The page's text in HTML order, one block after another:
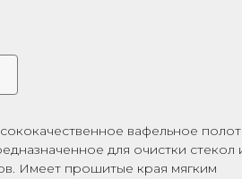
вафельное
для очистки стекол
Имеет прошитые края мягким